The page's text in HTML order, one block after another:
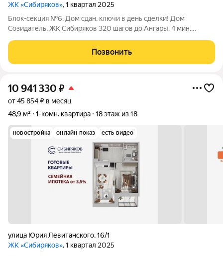
ЖК «Сибиряков», 1 квартал 2025
Блок-секция №6. Дом сдан, ключи в день сделки! Дом
Созидатель, ЖК Сибиряков 320 шагов до Ангары. 4 мин.
можно приобрести либо в черновом варианте, либо в отделке
White Box (+15 000 руб к цене
Позвонить
10 941 330 ₽
от 45 854 ₽ в месяц
48,9 м²
1-комн. квартира 18 этаж из 18
новостройка онлайн показ есть видео
улица Юрия Левитанского,16/1
ЖК «Сибиряков», 1 квартал 2025